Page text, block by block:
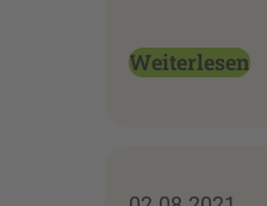
Weiterlesen